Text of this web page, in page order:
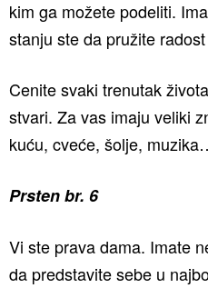
kim ga možete podeliti.
stanju ste da pružite
Cenite svaki trenutak
stvari. Za vas imaju veliki
kuću, cveće, šolje,
Prsten br. 6
Vi ste prava dama. Imate
da predstavite sebe u